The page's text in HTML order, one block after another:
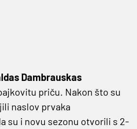
Dambrauskas
priču. Nakon što su
naslov prvaka
su i novu sezonu otvorili s 2-